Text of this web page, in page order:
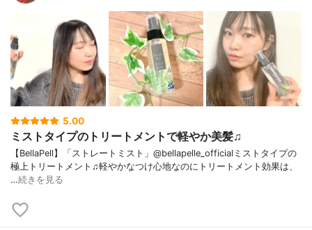
5.00
ミストタイプのトリートメントで軽やか美髪♫
【BellaPell】「ストレートミスト」@bellapelle_officialミストタイプの
極上トリートメント♫軽やかなつけ心地なのにトリートメント効果は、
…続きを見る